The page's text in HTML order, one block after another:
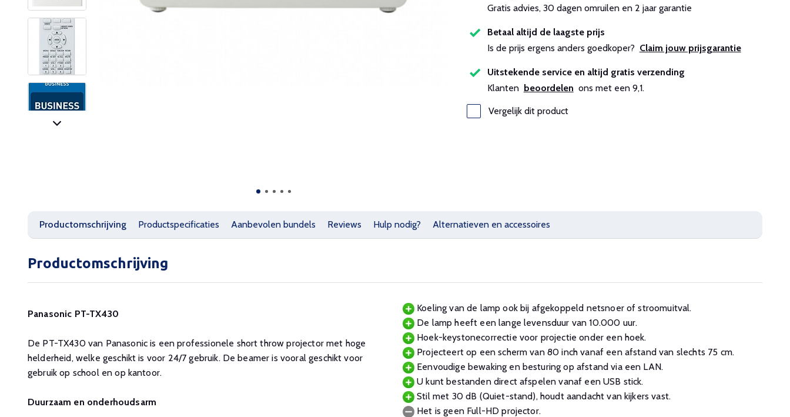
Gratis advies, 30 dagen omruilen en 2 jaar garantie
Betaal altijd de laagste prijs
Is de prijs ergens anders goedkoper? Claim jouw prijsgarantie
Uitstekende service en altijd gratis verzending
Klanten beoordelen ons met een 9,1.
Vergelijk dit product
Productomschrijving Productspecificaties Aanbevolen bundels Reviews Hulp nodig? Alternatieven en accessoires
Productomschrijving
Panasonic PT-TX430
De PT-TX430 van Panasonic is een professionele short throw projector met hoge
helderheid, welke geschikt is voor 24/7 gebruik. De beamer is vooral geschikt voor
gebruik op school en op kantoor.
Duurzaam en onderhoudsarm
Koeling van de lamp ook bij afgekoppeld netsnoer of stroomuitval.
De lamp heeft een lange levensduur van 10.000 uur.
Hoek-keystonecorrectie voor projectie onder een hoek.
Projecteert op een scherm van 80 inch vanaf een afstand van slechts 75 cm.
Eenvoudige bewaking en besturing op afstand via een LAN.
U kunt bestanden direct afspelen vanaf een USB stick.
Stil met 30 dB (Quiet-stand), houdt aandacht van kijkers vast.
Het is geen Full-HD projector.